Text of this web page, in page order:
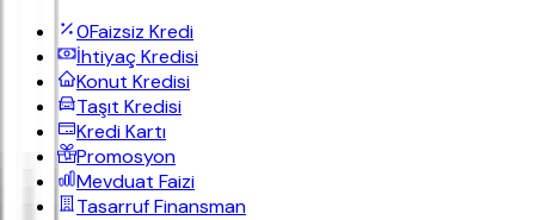
0Faizsiz Kredi
İhtiyaç Kredisi
Konut Kredisi
Taşıt Kredisi
Kredi Kartı
Promosyon
Mevduat Faizi
Tasarruf Finansman